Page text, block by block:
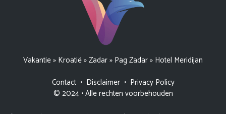
Vakantie» Kroatië»Zadar» Pag Zadar» Hotel Meridijan
Contact• Disclaimer• Privacy Policy
© 2024 • Alle rechten voorbehouden